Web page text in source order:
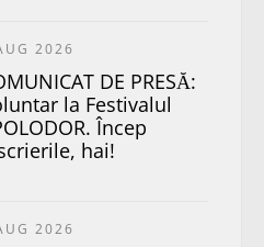
2026
DE PRESĂ:
la Festivalul
Încep
hai!
2026